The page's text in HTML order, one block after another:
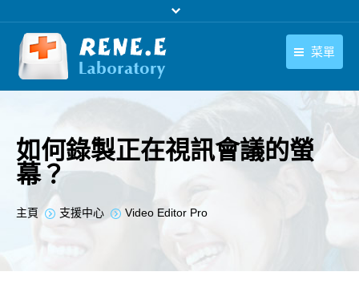
菜單
下載中心
聯絡我們
繁體中文
如何錄製正在視訊會議的螢
幕？
您在此处：
主頁 支援中心 Video Editor Pro